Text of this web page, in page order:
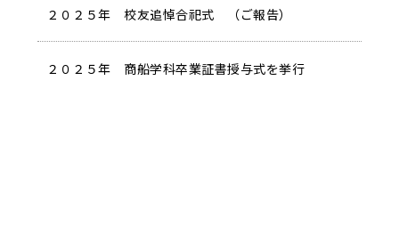
２０２５年 校友追悼合祀式 （ご報告）
２０２５年 商船学科卒業証書授与式を挙行